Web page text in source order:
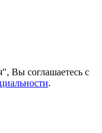
Вы соглашаетесь с
.